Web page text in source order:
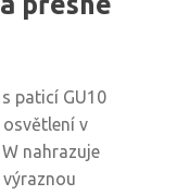
s paticí GU10
v
nahrazuje